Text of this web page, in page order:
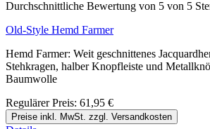
Durchschnittliche Bewertung von 5 von 5
Old-Style Hemd Farmer
Hemd Farmer: Weit geschnittenes
Stehkragen, halber Knopfleiste und
Baumwolle
Regulärer Preis: 61,95 €
Preise inkl. MwSt. zzgl. Versandkosten